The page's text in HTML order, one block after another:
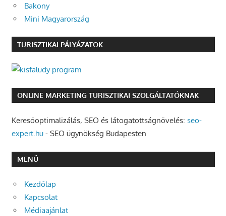
Bakony
Mini Magyarország
TURISZTIKAI PÁLYÁZATOK
ONLINE MARKETING TURISZTIKAI SZOLGÁLTATÓKNAK
Keresőoptimalizálás, SEO és látogatottságnövelés: seo-
expert.hu- SEO ügynökség Budapesten
MENÜ
Kezdőlap
Kapcsolat
Médiaajánlat